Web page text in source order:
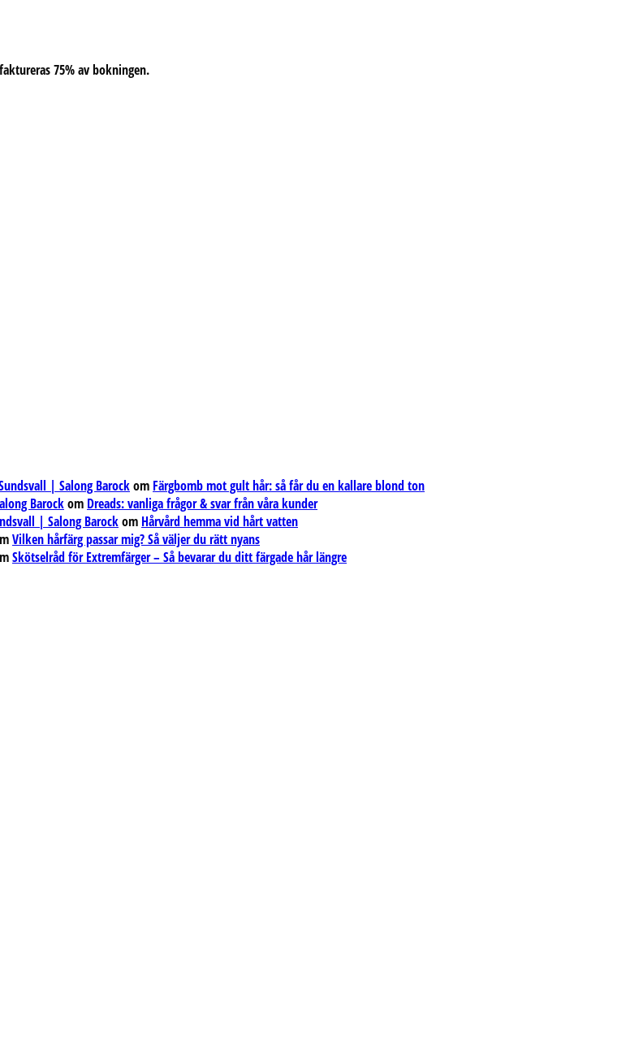
75% av bokningen.
| Salong Barockom Färgbomb mot gult hår: så får du en kallare blond ton
Barockom Dreads: vanliga frågor & svar från våra kunder
| Salong Barockom Hårvård hemma vid hårt vatten
Vilken hårfärg passar mig? Så väljer du rätt nyans
Skötselråd för Extremfärger – Så bevarar du ditt färgade hår längre